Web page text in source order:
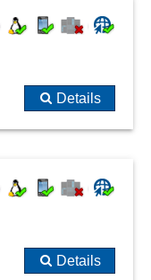
Details
Details